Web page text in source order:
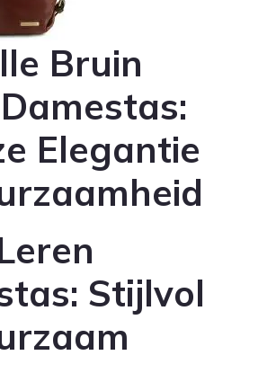
Bruin
Elegantie
Stijlvol